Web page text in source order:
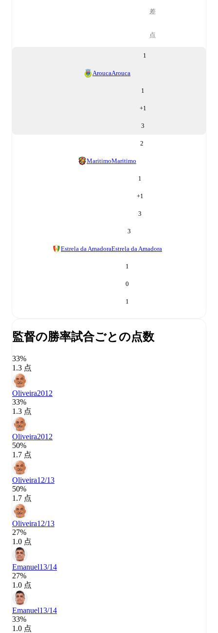
差
点
1
AroucaArouca
1
+1
3
2
MaritimoMaritimo
1
+1
3
3
Estrela da AmadoraEstrela da Amadora
1
0
1
監督の勝率試合ごとの点数
33%
1.3 点
Oliveira2012
33%
1.3 点
Oliveira2012
50%
1.7 点
Oliveira12/13
50%
1.7 点
Oliveira12/13
27%
1.0 点
Emanuel13/14
27%
1.0 点
Emanuel13/14
33%
1.0 点